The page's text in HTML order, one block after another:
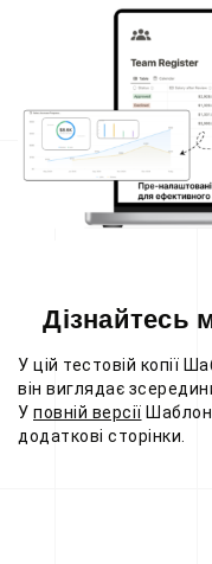
Дізнайтесь
У цій тестовій копії
він виглядає
У повній версії
додаткові сторінки.